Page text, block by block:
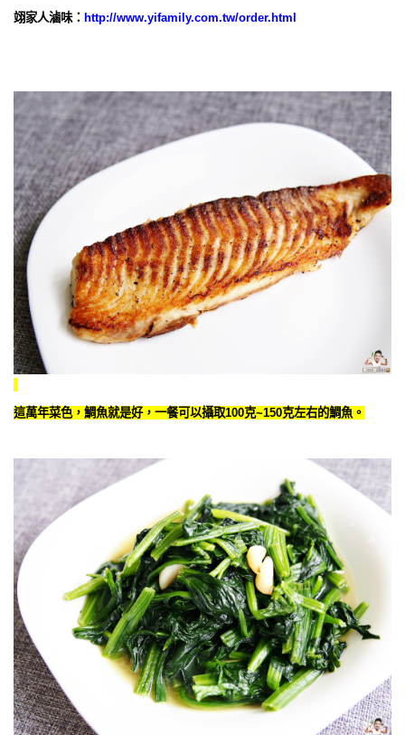
翊家人滷味： http://www.yifamily.com.tw/order.html
這萬年菜色，鯛魚就是好，一餐可以攝取100克~150克左右的鯛魚。